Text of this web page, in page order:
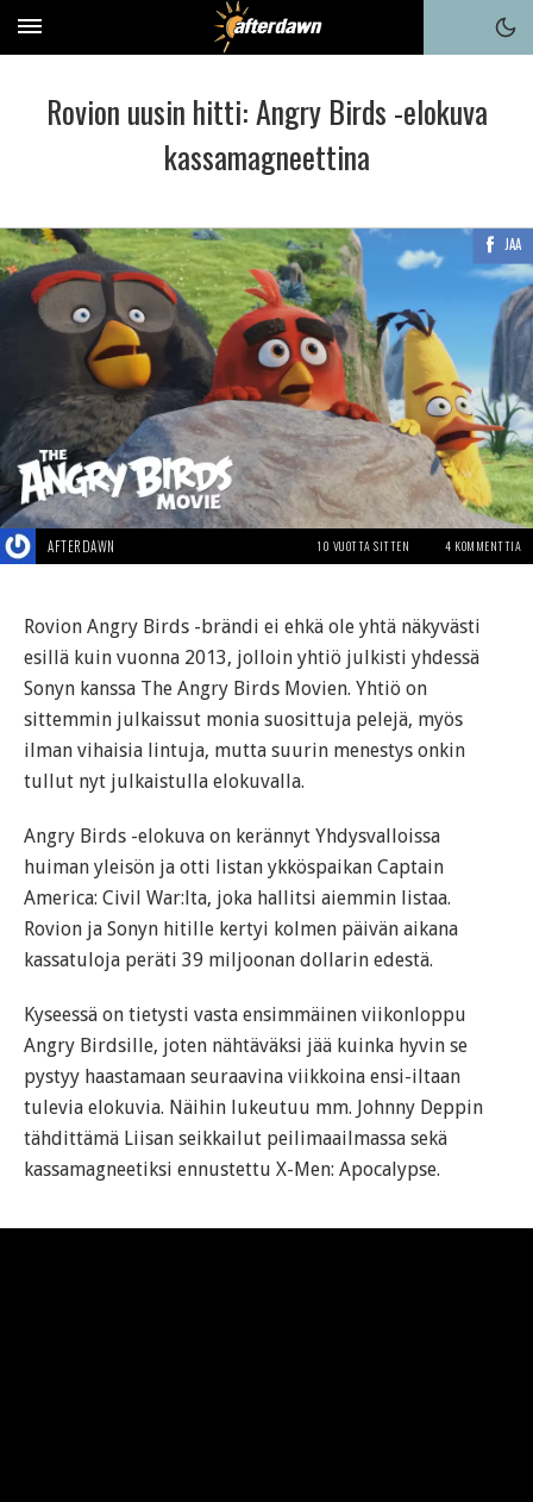
Rovion uusin hitti: Angry Birds -elokuva
kassamagneettina
JAA
AFTERDAWN 10 VUOTTA SITTEN 4 KOMMENTTIA
Rovion Angry Birds -brändi ei ehkä ole yhtä näkyvästi
esillä kuin vuonna 2013, jolloin yhtiö julkisti yhdessä
Sonyn kanssa The Angry Birds Movien. Yhtiö on
sittemmin julkaissut monia suosittuja pelejä, myös
ilman vihaisia lintuja, mutta suurin menestys onkin
tullut nyt julkaistulla elokuvalla.
Angry Birds -elokuva on kerännyt Yhdysvalloissa
huiman yleisön ja otti listan ykköspaikan Captain
America: Civil War:lta, joka hallitsi aiemmin listaa.
Rovion ja Sonyn hitille kertyi kolmen päivän aikana
kassatuloja peräti 39 miljoonan dollarin edestä.
Kyseessä on tietysti vasta ensimmäinen viikonloppu
Angry Birdsille, joten nähtäväksi jää kuinka hyvin se
pystyy haastamaan seuraavina viikkoina ensi-iltaan
tulevia elokuvia. Näihin lukeutuu mm. Johnny Deppin
tähdittämä Liisan seikkailut peilimaailmassa sekä
kassamagneetiksi ennustettu X-Men: Apocalypse.